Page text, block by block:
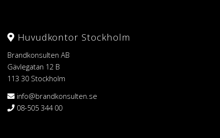
Huvudkontor Stockholm
Brandkonsulten AB
Gävlegatan 12 B
113 30 Stockholm
info@brandkonsulten.se
08-505 344 00